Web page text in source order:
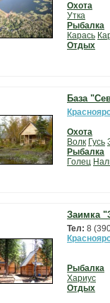
Охота
Утка
Рыбалка
Карась
Отдых
База
Охота
Волк Гусь
Рыбалка
Голец
Заимка
Тел: 8
Рыбалка
Хариус
Отдых